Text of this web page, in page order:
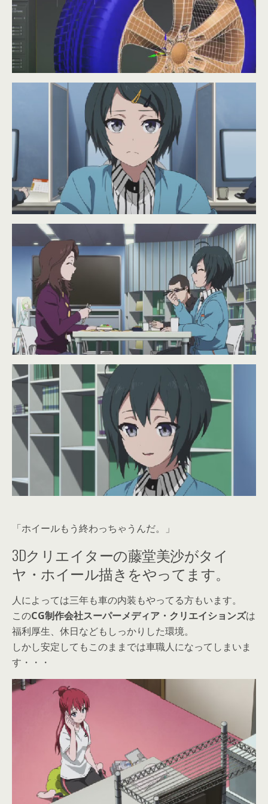
「ホイールもう終わっちゃうんだ。」
3Dクリエイターの藤堂美沙がタイ
ヤ・ホイール描きをやってます。
人によっては三年も車の内装もやってる方もいます。
このCG制作会社スーパーメディア・クリエイションズは
福利厚生、休日などもしっかりした環境。
しかし安定してもこのままでは車職人になってしまいま
す・・・